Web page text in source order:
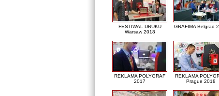
FESTIWAL DRUKU
Warsaw 2018
GRAFIMA Belgrad
REKLAMA POLYGRAF
2017
REKLAMA
Prague 2018